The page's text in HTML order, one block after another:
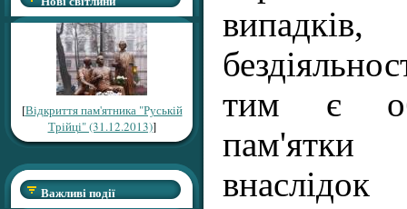
[Відкриття пам'ятника "Руській
Трійці" (31.12.2013)]
Важливі події
тим є